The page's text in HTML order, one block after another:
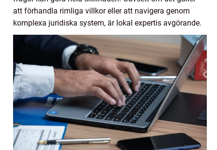
att förhandla rimliga villkor eller att navigera genom
komplexa juridiska system, är lokal expertis avgörande.